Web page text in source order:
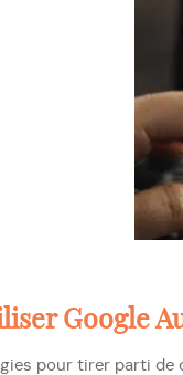
Google
pour tirer parti de